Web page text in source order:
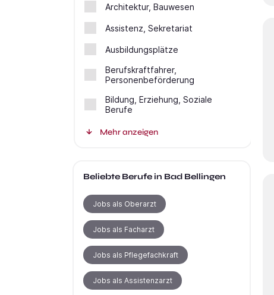
Architektur, Bauwesen
Assistenz, Sekretariat
Ausbildungsplätze
Berufskraftfahrer,
Personenbeförderung
Bildung, Erziehung, Soziale
Berufe
Mehr anzeigen
Beliebte Berufein Bad Bellingen
Jobs als Oberarzt
Jobs als Facharzt
Jobs als Pflegefachkraft
Jobs als Assistenzarzt